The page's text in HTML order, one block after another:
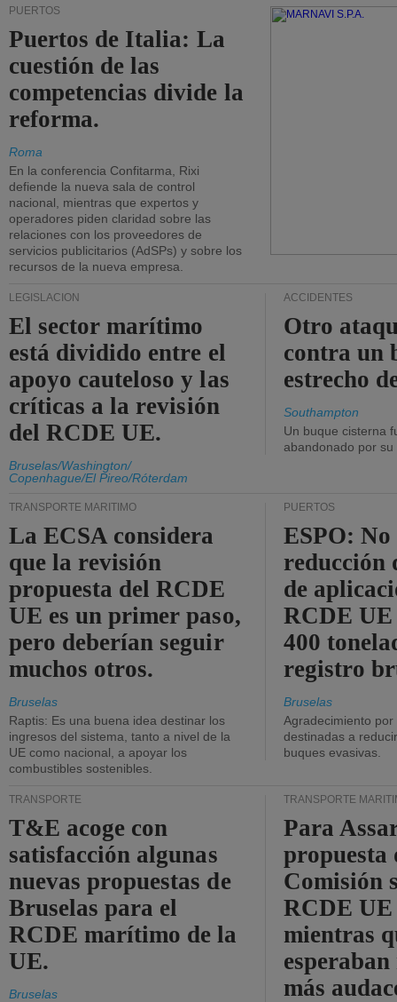
PUERTOS
Puertos de Italia: La
cuestión de las
competencias divide la
reforma.
Roma
En la conferencia Confitarma, Rixi
defiende la nueva sala de control
nacional, mientras que expertos y
operadores piden claridad sobre las
relaciones con los proveedores de
servicios publicitarios (AdSPs) y sobre los
recursos de la nueva empresa.
LEGISLACIÓN
El sector marítimo
está dividido entre el
apoyo cauteloso y las
críticas a la revisión
del RCDE UE.
Bruselas/Washington/
Copenhague/El Pireo/Róterdam
ACCIDENTES
Otro
contra un
estrecho
Southampton
Un buque cisterna
abandonado por su
TRANSPORTE MARÍTIMO
La ECSA considera
que la revisión
propuesta del RCDE
UE es un primer paso,
pero deberían seguir
muchos otros.
Bruselas
Raptis: Es una buena idea destinar los
ingresos del sistema, tanto a nivel de la
UE como nacional, a apoyar los
combustibles sostenibles.
PUERTOS
ESPO: No
reducción
de
RCDE UE
400
registro
Bruselas
Agradecimiento
destinadas a
buques evasivas.
TRANSPORTE
T&E acoge con
satisfacción algunas
nuevas propuestas de
Bruselas para el
RCDE marítimo de la
UE.
Bruselas
TRANSPORTE
Para
propuesta
Comisión
RCDE
mientras
más